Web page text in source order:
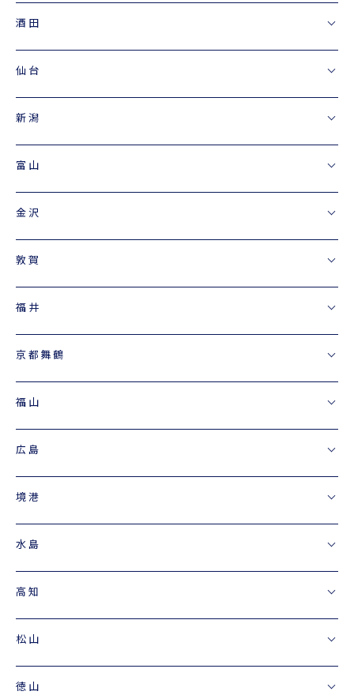
酒田
仙台
新潟
富山
金沢
敦賀
福井
京都舞鶴
福山
広島
境港
水島
高知
松山
徳山